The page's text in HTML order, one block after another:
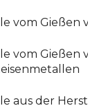
vom Gießen
vom Gießen
aus der